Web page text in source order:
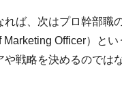
ば、次はプロ幹部職
Officer）と
や戦略を決めるので